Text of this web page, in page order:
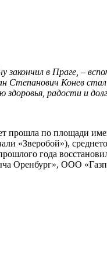
в Праге, –
Степанович Конев
радости и
прошла по площади
«Зверобой»),
года
Оренбург», ООО